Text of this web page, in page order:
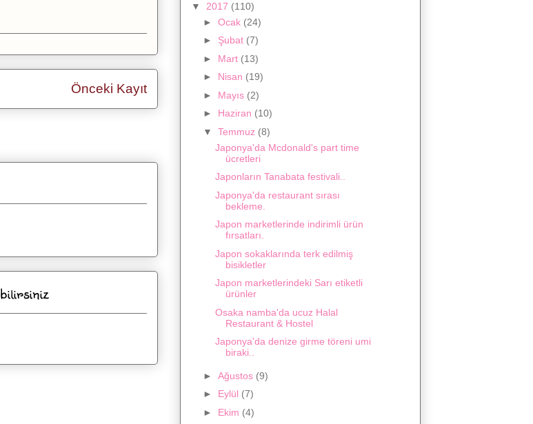
Önceki Kayıt
▼ 2017 (110)
► Ocak (24)
► Şubat (7)
► Mart (13)
► Nisan (19)
► Mayıs (2)
► Haziran (10)
▼ Temmuz (8)
Japonya'da Mcdonald's part time
ücretleri
Japonların Tanabata festivali..
Japonya'da restaurant sırası
bekleme.
Japon marketlerinde indirimli ürün
fırsatları.
Japon sokaklarında terk edilmiş
bisikletler
Japon marketlerindeki Sarı etiketli
ürünler
Osaka namba'da ucuz Halal
Restaurant & Hostel
Japonya'da denize girme töreni umi
biraki..
► Ağustos (9)
► Eylül (7)
► Ekim (4)